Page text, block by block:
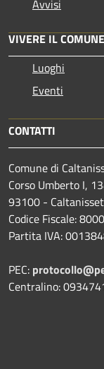
Avvisi
VIVERE IL COMUNE
Luoghi
Eventi
CONTATTI
Comune di
Corso Umberto I,
93100 -
Codice Fiscale:
Partita IVA:
PEC:
Centralino: